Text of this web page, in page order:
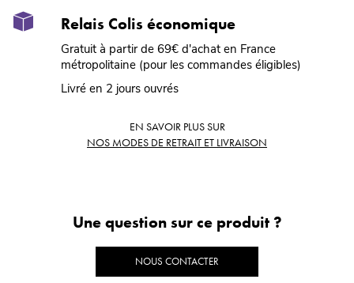
Relais Colis économique
Gratuit à partir de 69€ d'achat en France
métropolitaine (pour les commandes éligibles)
Livré en 2 jours ouvrés
EN SAVOIR PLUS SUR
NOS MODES DE RETRAIT ET LIVRAISON
Une question sur ce produit ?
NOUS CONTACTER